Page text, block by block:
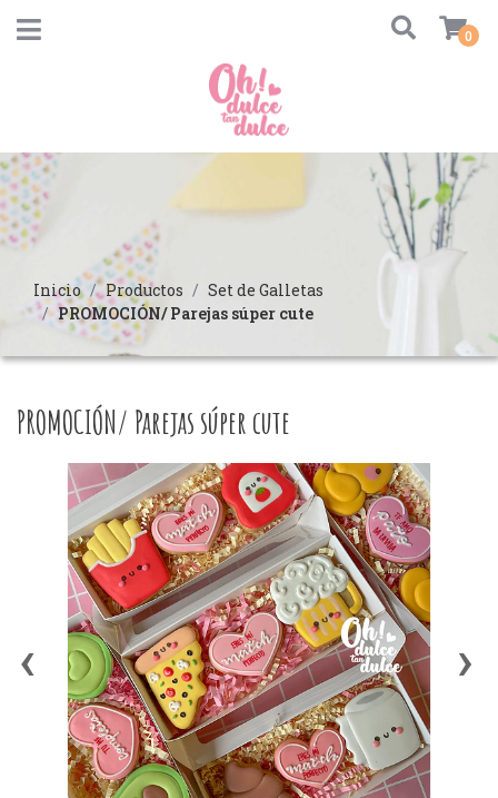
0
Inicio Productos
Set de Galletas
PROMOCIÓN/ Parejas súper cute
PROMOCIÓN/ Parejas súper cute
‹ ›